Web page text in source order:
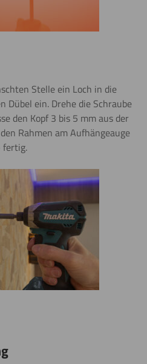
Stelle ein Loch in die
Dübel ein. Drehe die Schraube
den Kopf 3 bis 5 mm aus der
Rahmen am Aufhängeauge
fertig.